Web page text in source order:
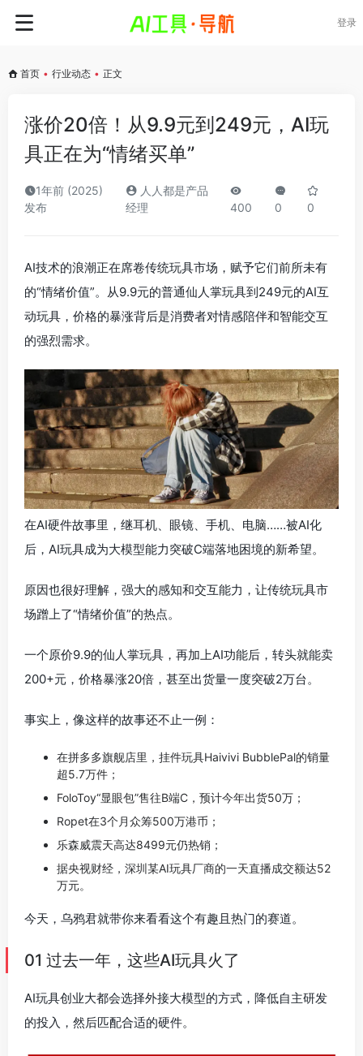
登录
首页 • 行业动态 • 正文
涨价20倍！从9.9元到249元，AI玩
具正在为“情绪买单”
1年前 (2025)
发布
人人都是产品
经理
400 0 0
AI技术的浪潮正在席卷传统玩具市场，赋予它们前所未有
的“情绪价值”。从9.9元的普通仙人掌玩具到249元的AI互
动玩具，价格的暴涨背后是消费者对情感陪伴和智能交互
的强烈需求。
在AI硬件故事里，继耳机、眼镜、手机、电脑……被AI化
后，AI玩具成为大模型能力突破C端落地困境的新希望。
原因也很好理解，强大的感知和交互能力，让传统玩具市
场蹭上了“情绪价值”的热点。
一个原价9.9的仙人掌玩具，再加上AI功能后，转头就能卖
200+元，价格暴涨20倍，甚至出货量一度突破2万台。
事实上，像这样的故事还不止一例：
在拼多多旗舰店里，挂件玩具Haivivi BubblePal的销量
超5.7万件；
FoloToy“显眼包”售往B端C，预计今年出货50万；
Ropet在3个月众筹500万港币；
乐森威震天高达8499元仍热销；
据央视财经，深圳某AI玩具厂商的一天直播成交额达52
万元。
今天，乌鸦君就带你来看看这个有趣且热门的赛道。
01 过去一年，这些AI玩具火了
AI玩具创业大都会选择外接大模型的方式，降低自主研发
的投入，然后匹配合适的硬件。